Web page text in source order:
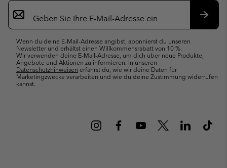
Newsletter-
Anmeldung
Wenn du deine E-Mail-Adresse angibst, abonnierst du unseren
Newsletter und erhältst einen Willkommensrabatt von 10 %.
Wir verwenden deine E-Mail-Adresse, um dich über neue Produkte,
Angebote und Aktionen zu informieren. In unseren
Datenschutzhinweisen erfährst du, wie wir deine Daten für
Marketingzwecke verarbeiten und wie du deine Zustimmung widerrufen
kannst.